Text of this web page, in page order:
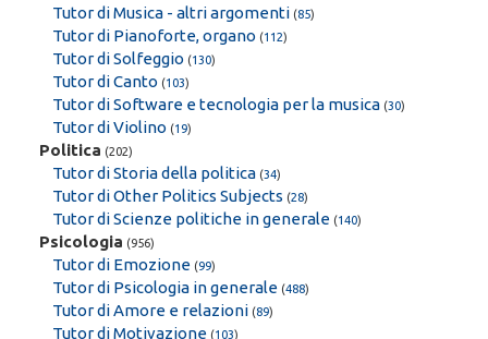
Tutor di Musica - altri argomenti (85)
Tutor di Pianoforte, organo (112)
Tutor di Solfeggio (130)
Tutor di Canto (103)
Tutor di Software e tecnologia per la musica (30)
Tutor di Violino (19)
Politica (202)
Tutor di Storia della politica (34)
Tutor di Other Politics Subjects (28)
Tutor di Scienze politiche in generale (140)
Psicologia (956)
Tutor di Emozione (99)
Tutor di Psicologia in generale (488)
Tutor di Amore e relazioni (89)
Tutor di Motivazione (103)